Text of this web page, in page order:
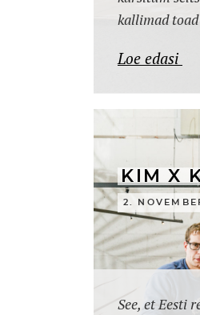
kallimad
Loe edasi
KIM X
2.
See, et Eesti